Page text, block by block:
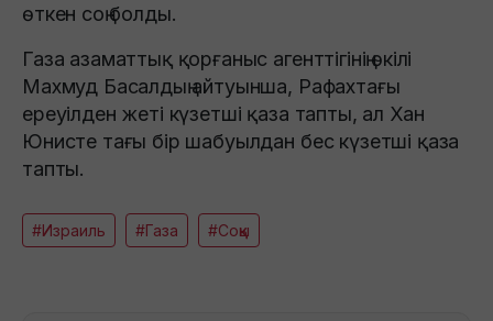
өткен соң болды.
Газа азаматтық қорғаныс агенттігінің өкілі
Махмуд Басалдың айтуынша, Рафахтағы
ереуілден жеті күзетші қаза тапты, ал Хан
Юнисте тағы бір шабуылдан бес күзетші қаза
тапты.
#Израиль #Газа #Соққы